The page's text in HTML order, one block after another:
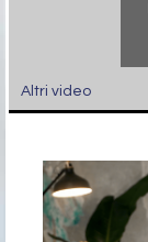
Altri video